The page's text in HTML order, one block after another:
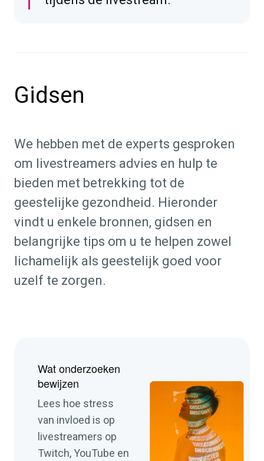
Gidsen
We hebben met de experts gesproken
om livestreamers advies en hulp te
bieden met betrekking tot de
geestelijke gezondheid. Hieronder
vindt u enkele bronnen, gidsen en
belangrijke tips om u te helpen zowel
lichamelijk als geestelijk goed voor
uzelf te zorgen.
Wat onderzoeken
bewijzen
Lees hoe stress
van invloed is op
livestreamers op
Twitch, YouTube en